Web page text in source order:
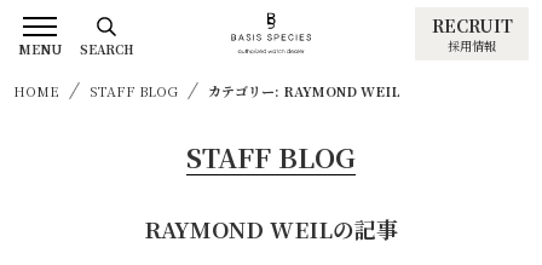
RECRUIT
採用情報
HOME STAFF BLOG カテゴリー: RAYMOND WEIL
STAFF BLOG
RAYMOND WEILの記事
MENU SEARCH